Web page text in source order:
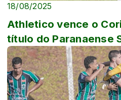
18/08/2025
Athletico vence o
título do Paranaense